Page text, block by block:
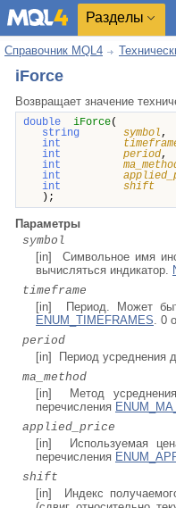
Разделы
Справочник MQL4
iForce
Возвращает значение
double iForce(
string
symbol
int
int
period
int
int
int
shift
);
Параметры
symbol
[in] Символьное имя
вычисляться индикатор.
timeframe
[in] Период. Может
ENUM_TIMEFRAMES. 0
period
[in] Период усреднения
ma_method
[in] Метод
перечисления
applied_price
[in] Используемая
перечисления
shift
[in] Индекс